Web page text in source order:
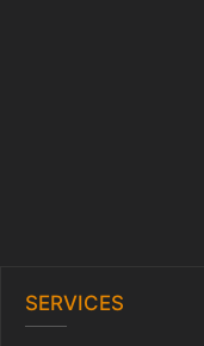
SERVICES